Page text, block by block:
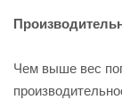
Чем выше вес